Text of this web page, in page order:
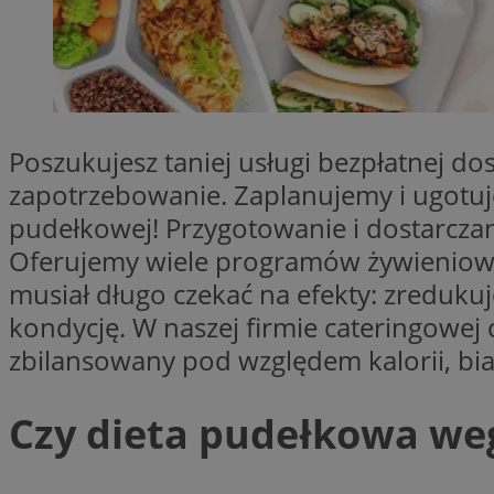
Poszukujesz taniej usługi bezpłatnej
zapotrzebowanie. Zaplanujemy i
pudełkowej! Przygotowanie i
Oferujemy wiele programów
musiał długo czekać na efekty:
kondycję. W naszej firmie
zbilansowany pod względem kalorii,
Czy dieta pudełkowa
Nazwa
_clck
_ga
_clsk
FCCDCF
Nazwa
__gads
MR
ANONCHK
__Secure-
ROLLOUT_TOKEN
_fbp
Nazwa
openstat_gid
__Secure-YNID
WMF-Uniq